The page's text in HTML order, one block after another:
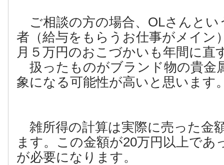
ご相談の方の場合、OLさんとい
者（給与をもらうお仕事がメイン
月５万円のおこづかいも年間に直
扱ったものがブランド物の貴金
象になる可能性が高いと思います
雑所得の計算は実際に売った金
ます。この金額が20万円以上であ
が必要になります。